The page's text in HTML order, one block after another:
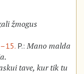
žmogus
P.:Mano malda
tave, kur tik tu